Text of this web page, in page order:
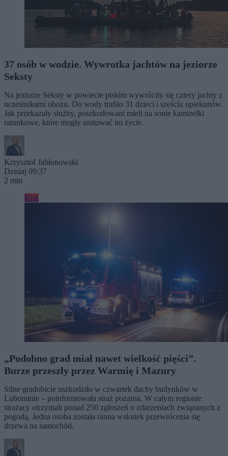
37 osób w wodzie. Wywrotka jachtów na jeziorze
Seksty
Na jeziorze Seksty w powiecie piskim wywróciły się cztery jachty z
uczestnikami obozu. Do wody trafiło 31 dzieci i sześciu opiekunów.
Jak przekazały służby, poszkodowani mieli na sonie kamizelki
ratunkowe, które mogły uratować im życie.
Krzysztof Jabłonowski
Dzisiaj 09:37
2 min
Kraj
„Podobno grad miał nawet wielkość pięści”.
Burze przeszły przez Warmię i Mazury
Silne gradobicie uszkodziło w czwartek dachy budynków w
Lubominie – poinformowała straż pożarna. W całym regionie
strażacy otrzymali ponad 250 zgłoszeń o zdarzeniach związanych z
pogodą. Jedna osoba została ranna wskutek przewrócenia się
drzewa na samochód.